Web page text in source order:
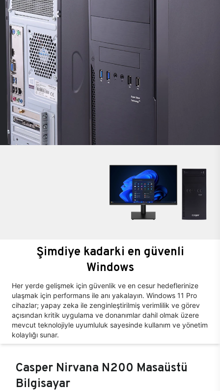
Şimdiye kadarki en güvenli
Windows
Her yerde gelişmek için güvenlik ve en cesur hedeflerinize
ulaşmak için performans ile anı yakalayın. Windows 11 Pro
cihazlar; yapay zeka ile zenginleştirilmiş verimlilik ve görev
açısından kritik uygulama ve donanımlar dahil olmak üzere
mevcut teknolojiyle uyumluluk sayesinde kullanım ve yönetim
kolaylığı sunar.
Casper Nirvana N200 Masaüstü
Bilgisayar